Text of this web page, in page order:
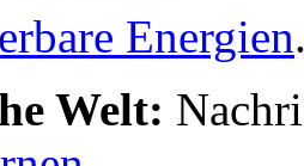
Energien
Welt: